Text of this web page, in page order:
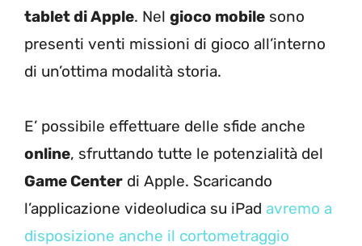
tablet di Apple. Nel gioco mobile sono
presenti venti missioni di gioco all’interno
di un’ottima modalità storia.
E’ possibile effettuare delle sfide anche
online, sfruttando tutte le potenzialità del
Game Center di Apple. Scaricando
l’applicazione videoludica su iPad avremo a
disposizione anche il cortometraggio